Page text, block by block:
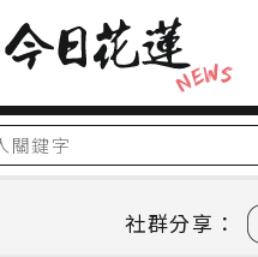
社群分享：